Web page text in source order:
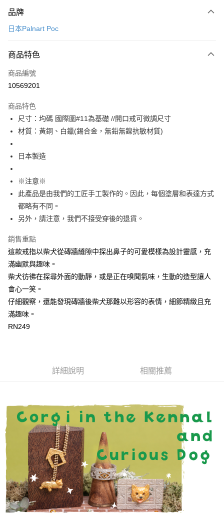
每筆NT$60
付款後萊爾富取貨
付款後7-11取貨
宅配
每筆NT$60，滿NT$1,000(含以上)免運費
PalnartPoc + 🇬🇧英國
FABLE 寓言
品牌
日本Palnart Poc
商品特色
商品編號
10569201
商品特色
尺寸：均碼 國際圍#11為基礎 //開口戒可微調尺寸
材質：黃銅、白鑞(錫合金，無鉛無鎳抗敏材質)
日本製造
※注意※
此產品是由我們的工匠手工製作的。因此，每個塗層和表達方式
都略有不同。
另外，請注意，我們不接受穿後的退貨。
銷售重點
這款戒指以柴犬從磚牆縫隙中探出鼻子的可愛模樣為設計靈感，充
滿幽默與趣味。
柴犬彷彿在探尋外面的動靜，或是正在嗅聞氣味，生動的造型讓人
會心一笑。
仔細觀察，還能發現磚牆後柴犬那難以形容的表情，細節精緻且充
滿趣味。
RN249
詳細說明 相關推薦